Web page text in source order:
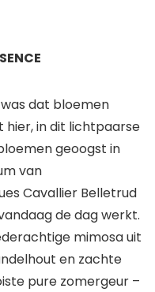
dat bloemen
hier, in dit lichtpaarse
geoogst in
van
Cavallier Belletrud
de dag werkt.
mimosa uit
en zachte
pure zomergeur –